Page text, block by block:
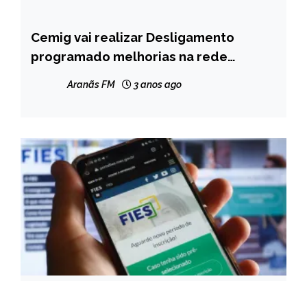
CAPELINHA
NOTÍCIAS
Cemig vai realizar Desligamento
programado melhorias na rede
elétrica em algumas ruas de
Capelinha nesta quinta (14)
Aranãs FM 3 anos ago